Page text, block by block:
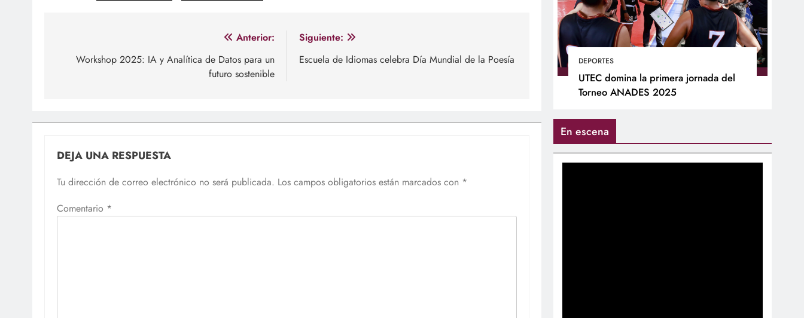
Anterior:
Workshop 2025: IA y Analítica de Datos para un
futuro sostenible
Siguiente:
Escuela de Idiomas celebra Día Mundial de la Poesía
DEJA UNA RESPUESTA
Tu dirección de correo electrónico no será publicada. Los campos obligatorios están marcados con *
Comentario *
DEPORTES
UTEC domina la primera jornada del
Torneo ANADES 2025
En escena